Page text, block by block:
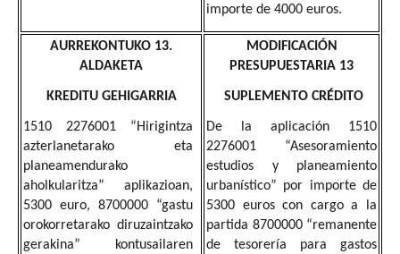
importe de 4000 euros.
AURREKONTUKO 13.
ALDAKETA
KREDITU GEHIGARRIA
1510 2276001 “Hirigintza
azterlanetarako eta
planeamendurako
aholkularitza” aplikazioan,
5300 euro, 8700000 “gastu
orokorretarako diruzaintzako
gerakina” kontusailaren
MODIFICACIÓN
PRESUPUESTARIA 13
SUPLEMENTO CRÉDITO
De la aplicación 1510
2276001 “Asesoramiento
estudios y planeamiento
urbanístico” por importe de
5300 euros con cargo a la
partida 8700000 “remanente
de tesorería para gastos